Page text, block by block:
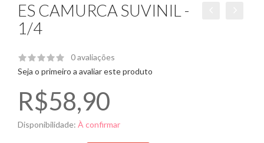
ES CAMURCA SUVINIL -
1/4
0 avaliações
Seja o primeiro a avaliar este produto
R$58,90
Disponibilidade: À confirmar